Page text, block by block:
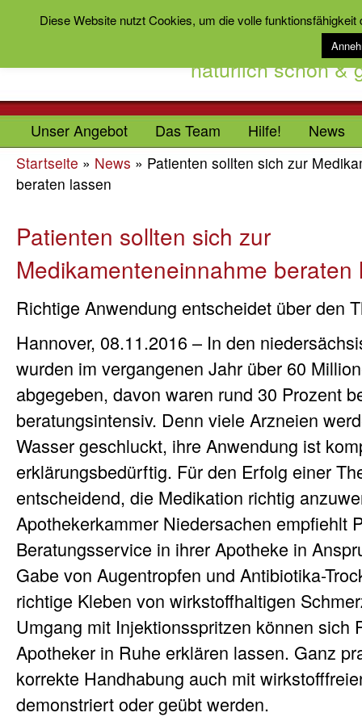
natürlich schön &
Unser Angebot Das Team Hilfe! News
Startseite » News » Patienten sollten sich zur
beraten lassen
Patienten sollten sich zur
Medikamenteneinnahme beraten
Richtige Anwendung entscheidet über den
Hannover, 08.11.2016 – In den
wurden im vergangenen Jahr über 60
abgegeben, davon waren rund 30 Prozent
beratungsintensiv. Denn viele Arzneien
Wasser geschluckt, ihre Anwendung ist
erklärungsbedürftig. Für den Erfolg einer
entscheidend, die Medikation richtig
Apothekerkammer Niedersachen empfiehlt
Beratungsservice in ihrer Apotheke in
Gabe von Augentropfen und Antibiotika-
richtige Kleben von wirkstoffhaltigen
Umgang mit Injektionsspritzen können sich
Apotheker in Ruhe erklären lassen. Ganz
korrekte Handhabung auch mit
demonstriert oder geübt werden.
Diese Website nutzt Cookies, um die volle